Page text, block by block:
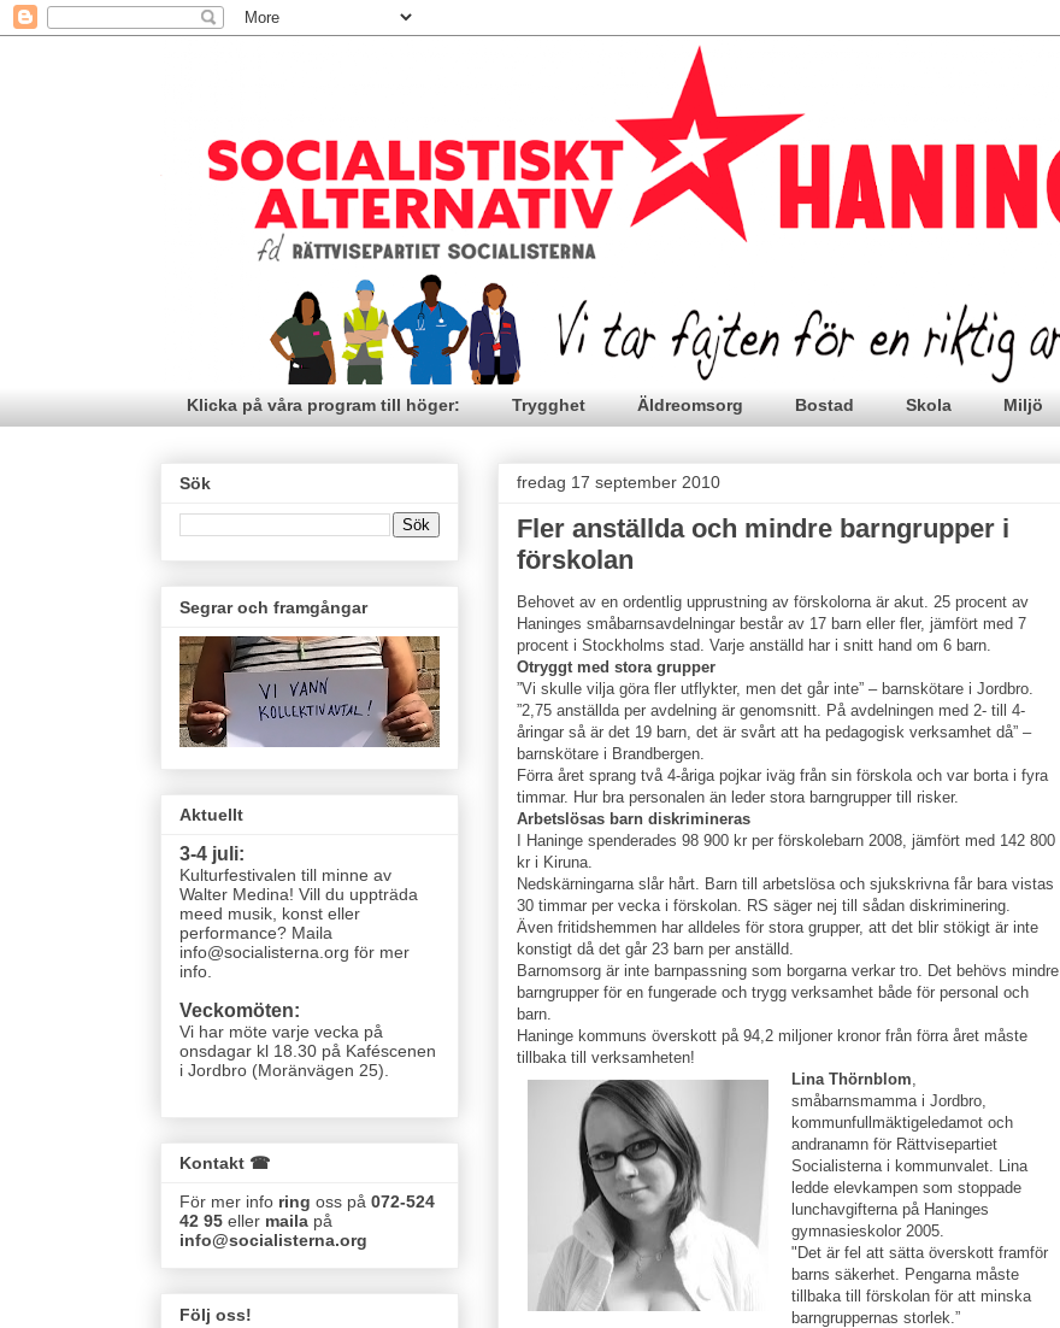
Klicka på våra program till höger: Trygghet Äldreomsorg Bostad Skola Miljö
fredag 17 september 2010
Fler anställda och mindre barngrupper i
förskolan
Behovet av en ordentlig upprustning av förskolorna är akut. 25 procent av
Haninges småbarnsavdelningar består av 17 barn eller fler, jämfört med 7
procent i Stockholms stad. Varje anställd har i snitt hand om 6 barn.
Otryggt med stora grupper
”Vi skulle vilja göra fler utflykter, men det går inte” – barnskötare i Jordbro.
”2,75 anställda per avdelning är genomsnitt. På avdelningen med 2- till 4-
åringar så är det 19 barn, det är svårt att ha pedagogisk verksamhet då” ­–
barnskötare i Brandbergen.
Förra året sprang två 4-åriga pojkar iväg från sin förskola och var borta i fyra
timmar. Hur bra personalen än leder stora barngrupper till risker.
Arbetslösas barn diskrimineras
I Haninge spenderades 98 900 kr per förskolebarn 2008, jämfört med 142 800
kr i Kiruna.
Nedskärningarna slår hårt. Barn till arbetslösa och sjukskrivna får bara vistas
30 timmar per vecka i förskolan. RS säger nej till sådan diskriminering.
Även fritidshemmen har alldeles för stora grupper, att det blir stökigt är inte
konstigt då det går 23 barn per anställd.
Barnomsorg är inte barnpassning som borgarna verkar tro. Det behövs mindre
barngrupper för en fungerade och trygg verksamhet både för personal och
barn.
Haninge kommuns överskott på 94,2 miljoner kronor från förra året måste
tillbaka till verksamheten!
Lina Thörnblom
småbarns­mamma i Jordbro,
kommunfull­­mäk­t­i­­ge­ledamot och
andranamn för Rättvisepartiet
Socialisterna i kommunvalet. Lina
ledde elevkampen som stoppade
lunchavgifterna på Haninges
gymnasieskolor 2005.
"Det är fel att sätta överskott framför
barns säkerhet. Pengarna måste
tillbaka till förskolan för att minska
barngruppernas storlek.”
Sök
Segrar och framgångar
Aktuellt
3-4 juli:
Kulturfestivalen till minne av
Walter Medina! Vill du uppträda
meed musik, konst eller
performance? Maila
info@socialisterna.org för mer
info.
Veckomöten:
Vi har möte varje vecka på
onsdagar kl 18.30 på Kaféscenen
i Jordbro (Moränvägen 25)
Kontakt ☎
För mer info ring oss på 072-524
42 95 eller maila på
info@socialisterna.org
Följ oss!